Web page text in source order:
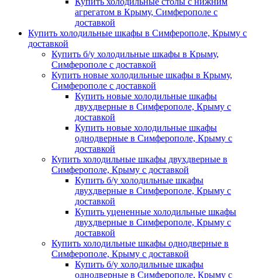
агрегатом в Крыму, Симферополе с
доставкой
Купить холодильные шкафы в Симферополе, Крыму с
доставкой
Купить б/у холодильные шкафы в Крыму,
Симферополе с доставкой
Купить новые холодильные шкафы в Крыму,
Симферополе с доставкой
Купить новые холодильные шкафы
двухдверные в Симферополе, Крыму с
доставкой
Купить новые холодильные шкафы
однодверные в Симферополе, Крыму с
доставкой
Купить холодильные шкафы двухдверные в
Симферополе, Крыму с доставкой
Купить б/у холодильные шкафы
двухдверные в Симферополе, Крыму с
доставкой
Купить уцененные холодильные шкафы
двухдверные в Симферополе, Крыму с
доставкой
Купить холодильные шкафы однодверные в
Симферополе, Крыму с доставкой
Купить б/у холодильные шкафы
однодверные в Симферополе, Крыму с